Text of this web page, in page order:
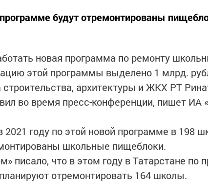
будут отремонтированы
новая программа по ремонту
этой программы выделено 1 млрд.
архитектуры и ЖКХ РТ
во время пресс-конференции, пишет ИА
году по этой новой программе в 198
школьные пищеблоки.
писало, что в этом году в Татарстане по
отремонтировать 164 школы.